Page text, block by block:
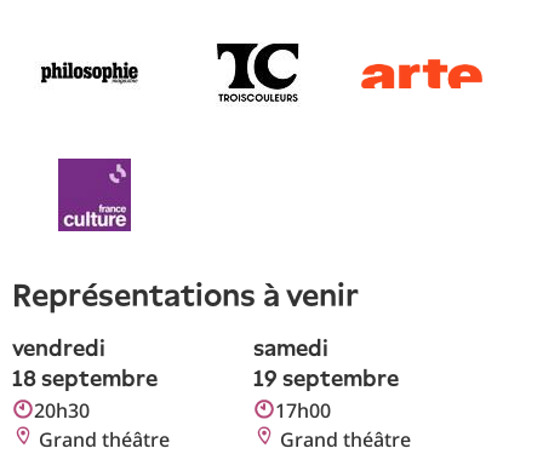
représentations à venir
vendredi
18 septembre
20h30
Grand théâtre
samedi
19 septembre
17h00
Grand théâtre